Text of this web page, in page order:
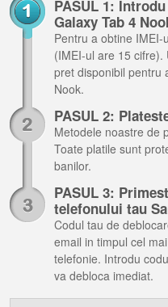
PASUL 1:
Galaxy Tab 4
Pentru a obtine
(IMEI-ul are 15
pret disponibil pentru
Nook.
PASUL 2:
Metodele noastre de
Toate platile sunt
banilor.
PASUL 3:
telefonului tau
Codul tau de
email in timpul cel
telefonie. Introdu
va debloca imediat.